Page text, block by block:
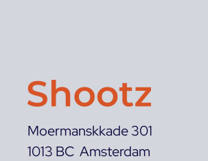
Moermanskkade 301
1013 BC Amsterdam